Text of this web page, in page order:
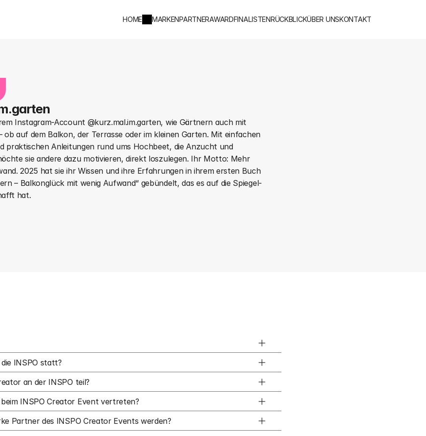
HOME MARKENPARTNERAWARDFINALISTENRÜCKBLICKÜBER UNSKONTAKT
Instagram-Account @kurz.mal.im.garten, wie Gärtnern auch mit
ob auf dem Balkon, der Terrasse oder im kleinen Garten. Mit einfachen
praktischen Anleitungen rund ums Hochbeet, die Anzucht und
sie andere dazu motivieren, direkt loszulegen. Ihr Motto: Mehr
2025 hat sie ihr Wissen und ihre Erfahrungen in ihrem ersten Buch
– Balkonglück mit wenig Aufwand“ gebündelt, das es auf die Spiegel-
hat.
INSPO statt?
an der INSPO teil?
INSPO Creator Event vertreten?
Partner des INSPO Creator Events werden?